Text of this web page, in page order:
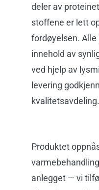
deler av
stoffene er lett
fordøyelsen. Alle
innehold av
ved hjelp av
levering
kvalitetsavdeling.
Produktet
anlegget — vi